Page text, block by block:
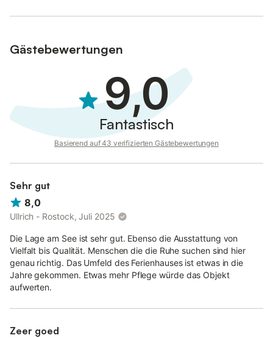
Gästebewertungen
9,0
Fantastisch
Basierend auf 43 verifizierten Gästebewertungen
Sehr gut
8,0
Ullrich - Rostock, Juli 2025
Die Lage am See ist sehr gut. Ebenso die Ausstattung von
Vielfalt bis Qualität. Menschen die die Ruhe suchen sind hier
genau richtig. Das Umfeld des Ferienhauses ist etwas in die
Jahre gekommen. Etwas mehr Pflege würde das Objekt
aufwerten.
Zeer goed